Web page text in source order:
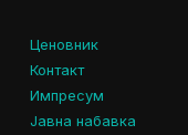
Ценовник
Контакт
Импресум
Јавна набавка